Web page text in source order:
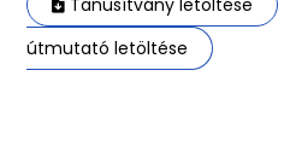
Tanusítvány letöltése
útmutató letöltése